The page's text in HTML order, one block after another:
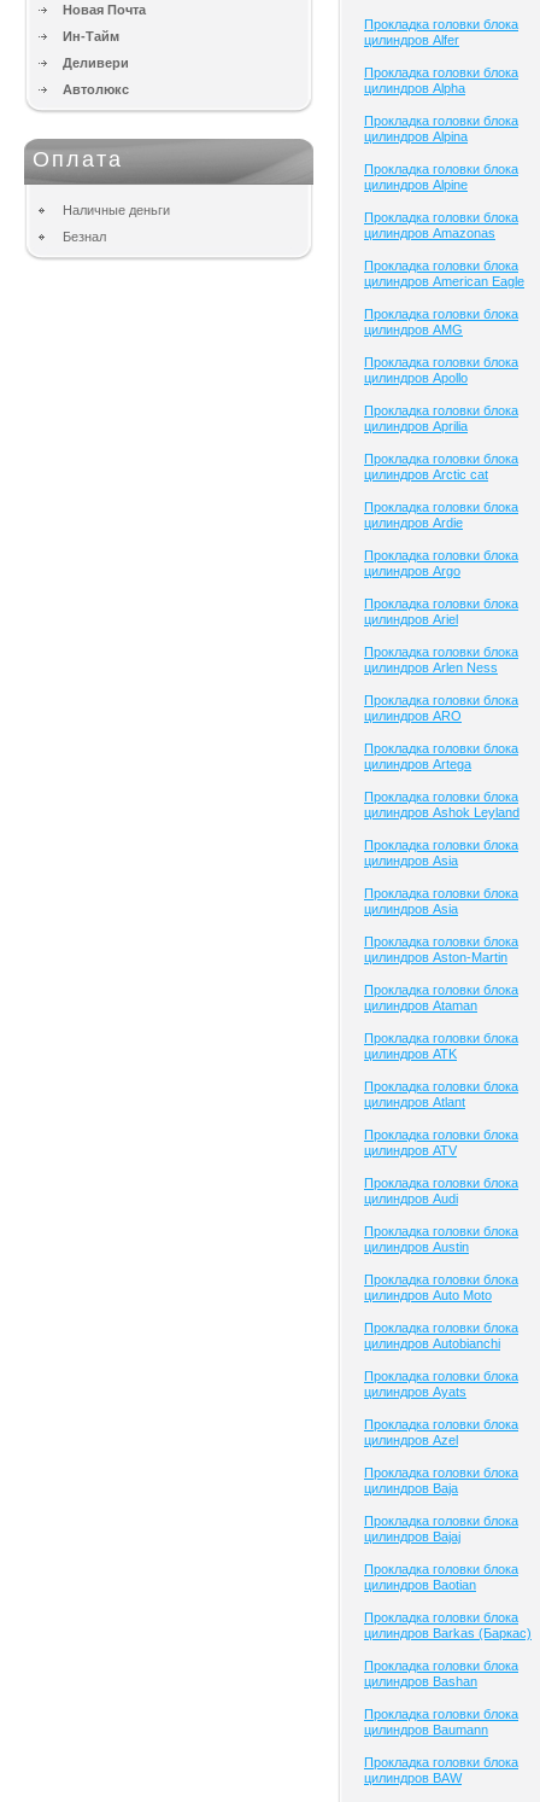
Новая Почта
Ин-Тайм
Деливери
Автолюкс
Оплата
Наличные деньги
Безнал
Прокладка головки блока
цилиндров Alfer
Прокладка головки блока
цилиндров Alpha
Прокладка головки блока
цилиндров Alpina
Прокладка головки блока
цилиндров Alpine
Прокладка головки блока
цилиндров Amazonas
Прокладка головки блока
цилиндров American Eagle
Прокладка головки блока
цилиндров AMG
Прокладка головки блока
цилиндров Apollo
Прокладка головки блока
цилиндров Aprilia
Прокладка головки блока
цилиндров Arctic cat
Прокладка головки блока
цилиндров Ardie
Прокладка головки блока
цилиндров Argo
Прокладка головки блока
цилиндров Ariel
Прокладка головки блока
цилиндров Arlen Ness
Прокладка головки блока
цилиндров ARO
Прокладка головки блока
цилиндров Artega
Прокладка головки блока
цилиндров Ashok Leyland
Прокладка головки блока
цилиндров Asia
Прокладка головки блока
цилиндров Asia
Прокладка головки блока
цилиндров Aston-Martin
Прокладка головки блока
цилиндров Ataman
Прокладка головки блока
цилиндров ATK
Прокладка головки блока
цилиндров Atlant
Прокладка головки блока
цилиндров ATV
Прокладка головки блока
цилиндров Audi
Прокладка головки блока
цилиндров Austin
Прокладка головки блока
цилиндров Auto Moto
Прокладка головки блока
цилиндров Autobianchi
Прокладка головки блока
цилиндров Ayats
Прокладка головки блока
цилиндров Azel
Прокладка головки блока
цилиндров Baja
Прокладка головки блока
цилиндров Bajaj
Прокладка головки блока
цилиндров Baotian
Прокладка головки блока
цилиндров Barkas (Баркас)
Прокладка головки блока
цилиндров Bashan
Прокладка головки блока
цилиндров Baumann
Прокладка головки блока
цилиндров BAW